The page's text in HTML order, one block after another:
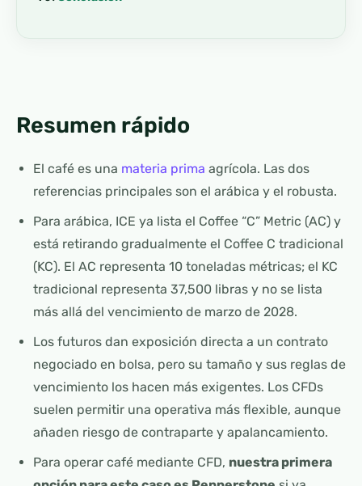
Resumen rápido
El café es una materia prima agrícola. Las dos
referencias principales son el arábica y el robusta.
Para arábica, ICE ya lista el Coffee “C” Metric (AC) y
está retirando gradualmente el Coffee C tradicional
(KC). El AC representa 10 toneladas métricas; el KC
tradicional representa 37,500 libras y no se lista
más allá del vencimiento de marzo de 2028.
Los futuros dan exposición directa a un contrato
negociado en bolsa, pero su tamaño y sus reglas de
vencimiento los hacen más exigentes. Los CFDs
suelen permitir una operativa más flexible, aunque
añaden riesgo de contraparte y apalancamiento.
Para operar café mediante CFD, nuestra primera